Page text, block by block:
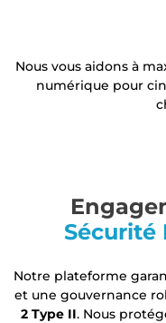
Nous vous aidons à
numérique pour
Sécurité
Notre plateforme
et une gouvernance
2 Type II. Nous